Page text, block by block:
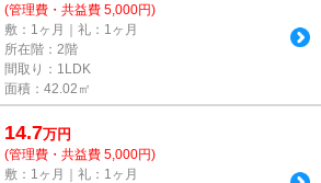
(管理費・共益費 5,000円)
敷：1ヶ月｜礼：1ヶ月
所在階：2階
間取り：1LDK
面積：42.02㎡
14.7万円
(管理費・共益費 5,000円)
敷：1ヶ月｜礼：1ヶ月